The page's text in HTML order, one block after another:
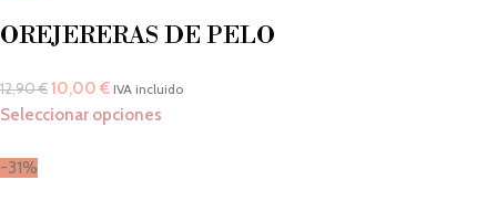
OREJERERAS DE PELO
12,90€10,00 € IVA incluido
Seleccionar opciones
-31%